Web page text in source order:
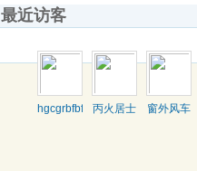
最近访客
hgcgrbfbf136丙火居士 窗外风车